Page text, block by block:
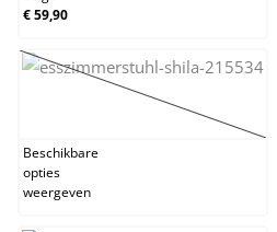
€ 59,90
bruin
(Deze optie is
Beschikbare
opties
weergeven